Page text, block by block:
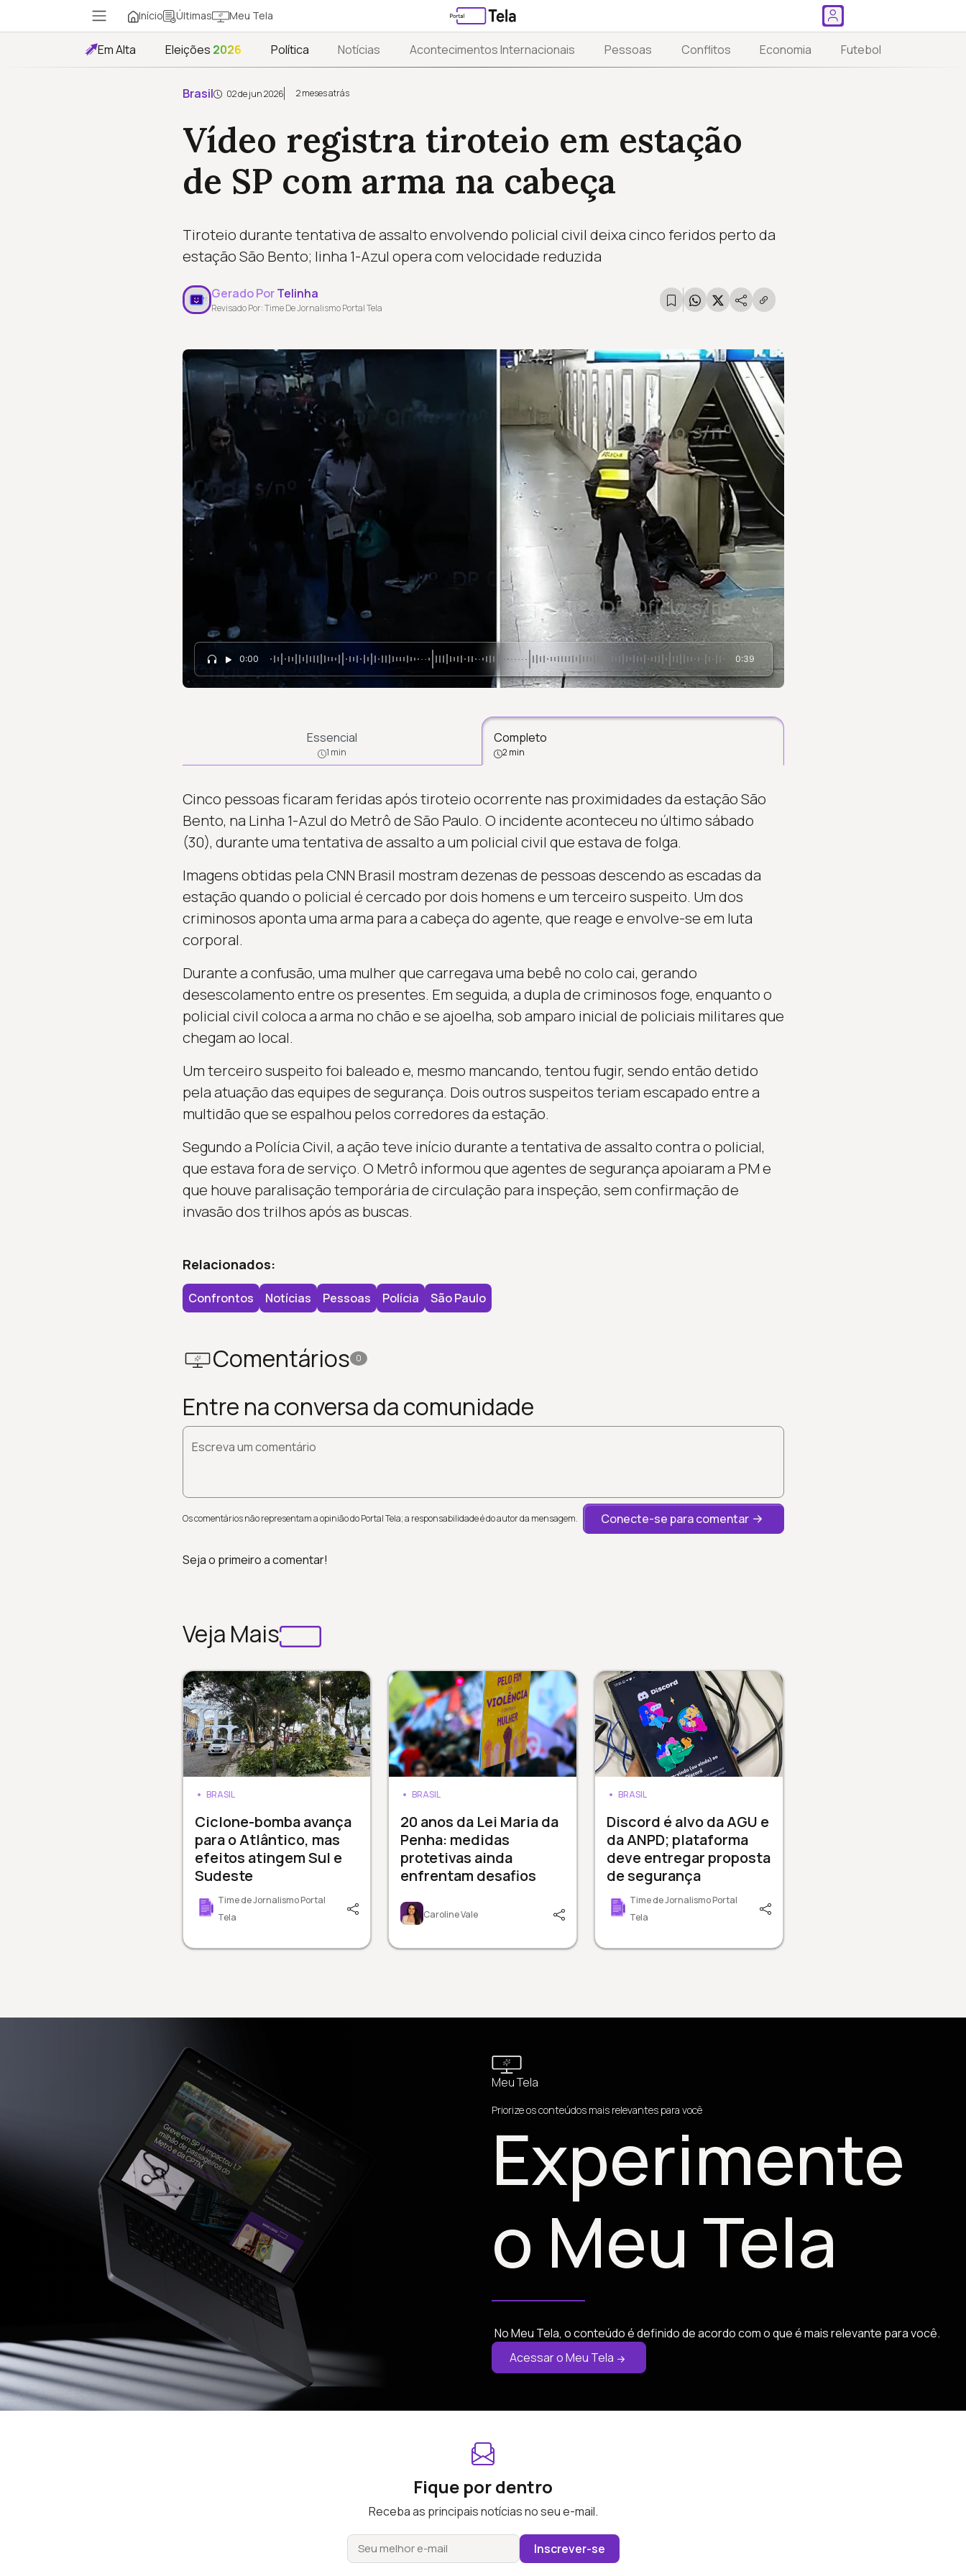
Início Últimas Meu Tela
Em Alta Eleições 2026 Política Notícias Acontecimentos Internacionais Pessoas Conflitos Economia Futebol
Brasil 02 de jun 2026 2 meses atrás
Vídeo registra tiroteio em estação
de SP com arma na cabeça
Tiroteio durante tentativa de assalto envolvendo policial civil deixa cinco feridos perto da
estação São Bento; linha 1-Azul opera com velocidade reduzida
Gerado PorTelinha
Revisado Por: Time De Jornalismo Portal Tela
0:00 0:39
Essencial
1 min
Completo
2 min
Cinco pessoas ficaram feridas após tiroteio ocorrente nas proximidades da estação São
Bento, na Linha 1-Azul do Metrô de São Paulo. O incidente aconteceu no último sábado
(30), durante uma tentativa de assalto a um policial civil que estava de folga.
Imagens obtidas pela CNN Brasil mostram dezenas de pessoas descendo as escadas da
estação quando o policial é cercado por dois homens e um terceiro suspeito. Um dos
criminosos aponta uma arma para a cabeça do agente, que reage e envolve-se em luta
corporal.
Durante a confusão, uma mulher que carregava uma bebê no colo cai, gerando
desescolamento entre os presentes. Em seguida, a dupla de criminosos foge, enquanto o
policial civil coloca a arma no chão e se ajoelha, sob amparo inicial de policiais militares que
chegam ao local.
Um terceiro suspeito foi baleado e, mesmo mancando, tentou fugir, sendo então detido
pela atuação das equipes de segurança. Dois outros suspeitos teriam escapado entre a
multidão que se espalhou pelos corredores da estação.
Segundo a Polícia Civil, a ação teve início durante a tentativa de assalto contra o policial,
que estava fora de serviço. O Metrô informou que agentes de segurança apoiaram a PM e
que houve paralisação temporária de circulação para inspeção, sem confirmação de
invasão dos trilhos após as buscas.
Relacionados:
Confrontos Notícias Pessoas Polícia São Paulo
Comentários 0
Entre na conversa da comunidade
Escreva um comentário
Os comentários não representam a opinião do Portal Tela; a responsabilidade é do autor da mensagem. Conecte-se para comentar
Seja o primeiro a comentar!
Veja Mais
BRASIL
Ciclone-bomba avança
para o Atlântico, mas
efeitos atingem Sul e
Sudeste
Time de Jornalismo Portal
Tela
BRASIL
20 anos da Lei Maria da
Penha: medidas
protetivas ainda
enfrentam desafios
Caroline Vale
BRASIL
Discord é alvo da AGU e
da ANPD; plataforma
deve entregar proposta
de segurança
Time de Jornalismo Portal
Tela
Meu Tela
Priorize os conteúdos mais relevantes para você
Experimente
o Meu Tela
No Meu Tela, o conteúdo é definido de acordo com o que é mais relevante para você.
Acessar o Meu Tela
Fique por dentro
Receba as principais notícias no seu e-mail.
Inscrever-se